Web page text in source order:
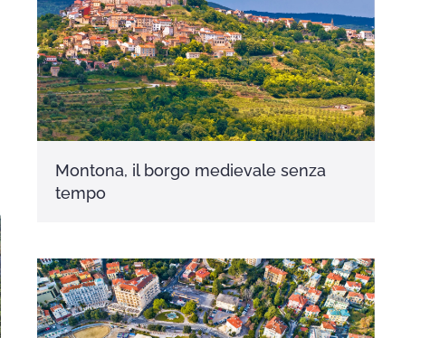
Montona, il borgo medievale senza
tempo